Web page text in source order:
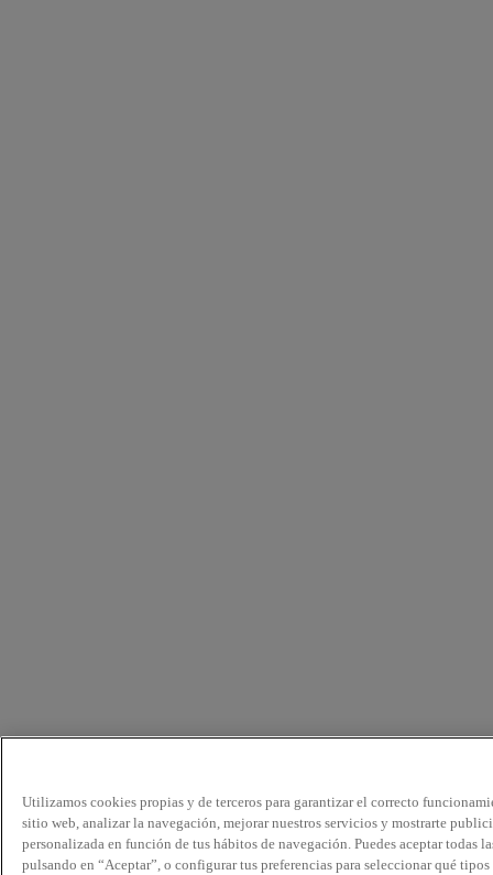
Utilizamos cookies propias y de terceros para garantizar el correcto
sitio web, analizar la navegación, mejorar nuestros servicios y mostrarte
personalizada en función de tus hábitos de navegación. Puedes aceptar todas
pulsando en “Aceptar”, o configurar tus preferencias para seleccionar qué tipos